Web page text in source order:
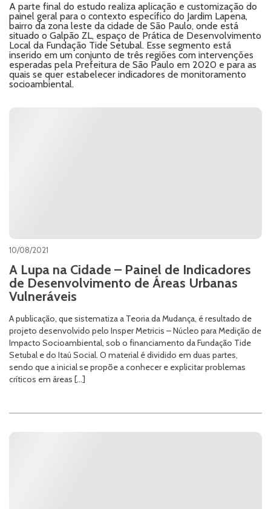
A parte final do estudo realiza aplicação e customização do
painel geral para o contexto específico do Jardim Lapena,
bairro da zona leste da cidade de São Paulo, onde está
situado o Galpão ZL, espaço de Prática de Desenvolvimento
Local da Fundação Tide Setubal. Esse segmento está
inserido em um conjunto de três regiões com intervenções
esperadas pela Prefeitura de São Paulo em 2020 e para as
quais se quer estabelecer indicadores de monitoramento
socioambiental.
10/08/2021
A Lupa na Cidade – Painel de Indicadores
de Desenvolvimento de Áreas Urbanas
Vulneráveis
A publicação, que sistematiza a Teoria da Mudança, é resultado de
projeto desenvolvido pelo Insper Metricis – Núcleo para Medição de
Impacto Socioambiental, sob o financiamento da Fundação Tide
Setubal e do Itaú Social. O material é dividido em duas partes,
sendo que a inicial se propõe a conhecer e explicitar problemas
críticos em áreas […]